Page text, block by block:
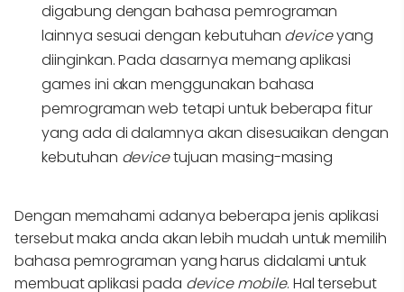
digabung dengan bahasa pemrograman
lainnya sesuai dengan kebutuhan deviceyang
diinginkan. Pada dasarnya memang aplikasi
games ini akan menggunakan bahasa
pemrograman web tetapi untuk beberapa fitur
yang ada di dalamnya akan disesuaikan dengan
kebutuhan devicetujuan masing-masing
Dengan memahami adanya beberapa jenis aplikasi
tersebut maka anda akan lebih mudah untuk memilih
bahasa pemrograman yang harus didalami untuk
membuat aplikasi pada device mobile. Hal tersebut